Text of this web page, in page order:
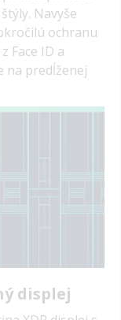
Navyše
ochranu
Face ID a
na predĺženej
displej